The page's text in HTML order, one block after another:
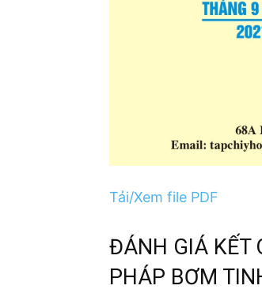
Tải/Xem file PDF
ĐÁNH GIÁ KẾT
PHÁP BƠM